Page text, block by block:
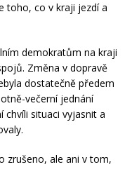
toho, co v kraji jezdí a
demokratům na kraji
Změna v dopravě
dostatečně předem
večerní jednání
chvíli situaci vyjasnit a
zrušeno, ale ani v tom,